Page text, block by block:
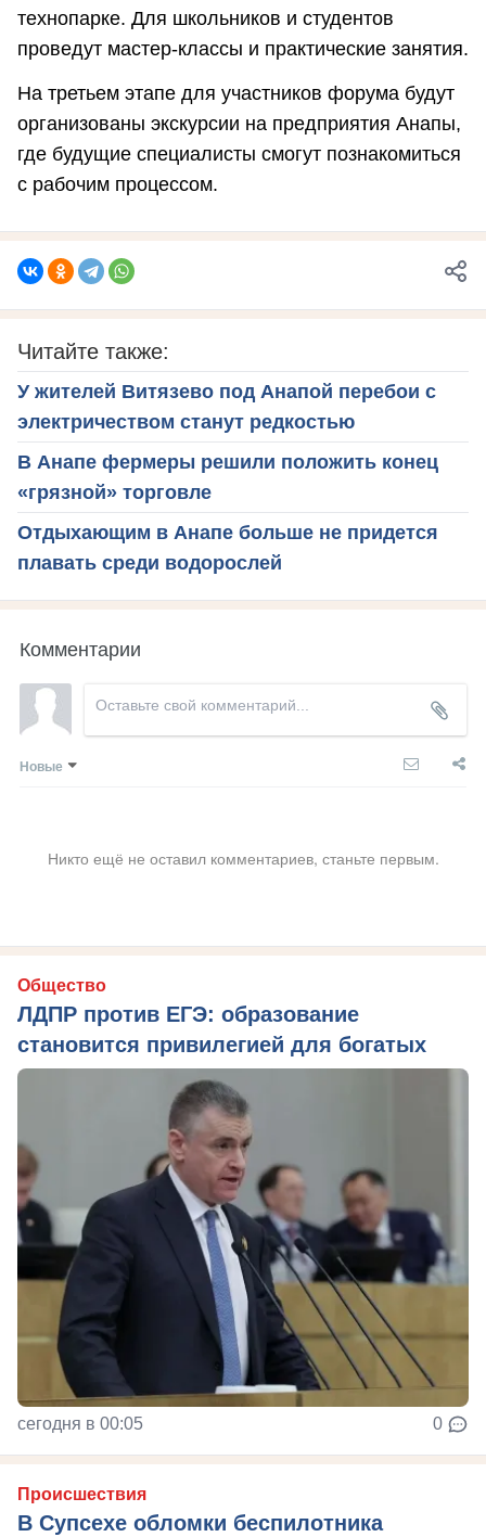
технопарке. Для школьников и студентов
проведут мастер-классы и практические занятия.
На третьем этапе для участников форума будут
организованы экскурсии на предприятия Анапы,
где будущие специалисты смогут познакомиться
с рабочим процессом.
Читайте также:
У жителей Витязево под Анапой перебои с
электричеством станут редкостью
В Анапе фермеры решили положить конец
«грязной» торговле
Отдыхающим в Анапе больше не придется
плавать среди водорослей
Комментарии
Новые
Никто ещё не оставил комментариев, станьте первым.
Общество
ЛДПР против ЕГЭ: образование
становится привилегией для богатых
сегодня в 00:05 0
Происшествия
В Супсехе обломки беспилотника